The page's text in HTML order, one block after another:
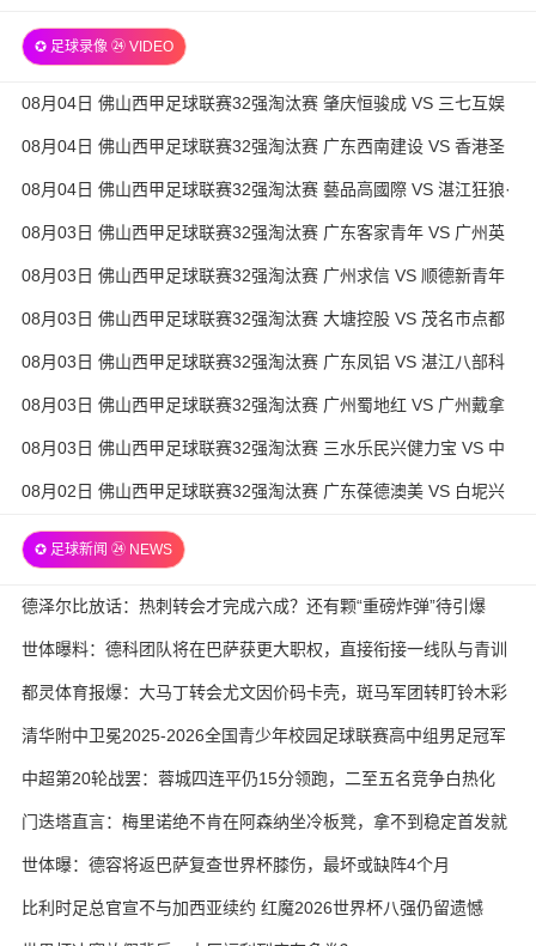
✪ 足球录像 ㉔ VIDEO
08月04日 佛山西甲足球联赛32强淘汰赛 肇庆恒骏成 VS 三七互娱
全场录像
08月04日 佛山西甲足球联赛32强淘汰赛 广东西南建设 VS 香港圣
徒 全场录像
08月04日 佛山西甲足球联赛32强淘汰赛 藝品高國際 VS 湛江狂狼·
粵辉能源 全场录像
08月03日 佛山西甲足球联赛32强淘汰赛 广东客家青年 VS 广州英
华思力U17 全场录像
08月03日 佛山西甲足球联赛32强淘汰赛 广州求信 VS 顺德新青年
全场录像
08月03日 佛山西甲足球联赛32强淘汰赛 大塘控股 VS 茂名市点都
得 全场录像
08月03日 佛山西甲足球联赛32强淘汰赛 广东凤铝 VS 湛江八部科
技 全场录像
08月03日 佛山西甲足球联赛32强淘汰赛 广州蜀地红 VS 广州戴拿
模 全场录像
08月03日 佛山西甲足球联赛32强淘汰赛 三水乐民兴健力宝 VS 中
国澳门澳科精英 全场录像
08月02日 佛山西甲足球联赛32强淘汰赛 广东葆德澳美 VS 白坭兴
✪ 足球新闻 ㉔ NEWS
德泽尔比放话：热刺转会才完成六成？还有颗“重磅炸弹”待引爆
世体曝料：德科团队将在巴萨获更大职权，直接衔接一线队与青训
都灵体育报爆：大马丁转会尤文因价码卡壳，斑马军团转盯铃木彩
艳与维卡里奥
清华附中卫冕2025-2026全国青少年校园足球联赛高中组男足冠军
中超第20轮战罢：蓉城四连平仍15分领跑，二至五名竞争白热化
门迭塔直言：梅里诺绝不肯在阿森纳坐冷板凳，拿不到稳定首发就
考虑另寻出路
世体曝：德容将返巴萨复查世界杯膝伤，最坏或缺阵4个月
比利时足总官宣不与加西亚续约 红魔2026世界杯八强仍留遗憾